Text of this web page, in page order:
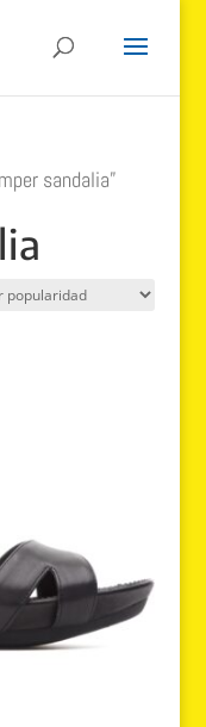
sandalia”